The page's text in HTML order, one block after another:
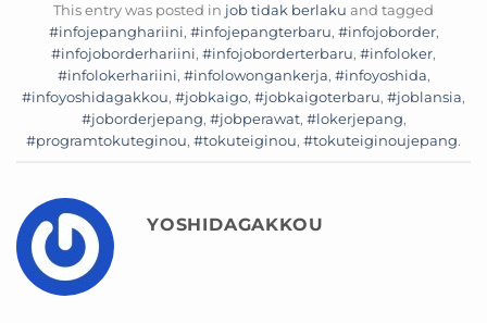
This entry was posted in job tidak berlaku and tagged
#infojepanghariini, #infojepangterbaru, #infojoborder,
#infojoborderhariini, #infojoborderterbaru, #infoloker,
#infolokerhariini, #infolowongankerja, #infoyoshida,
#infoyoshidagakkou, #jobkaigo, #jobkaigoterbaru, #joblansia,
#joborderjepang, #jobperawat, #lokerjepang,
#programtokuteginou, #tokuteiginou, #tokuteiginoujepang.
YOSHIDAGAKKOU